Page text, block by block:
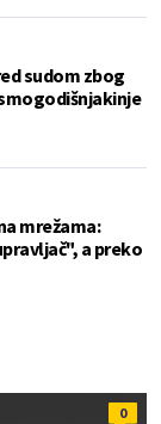
sudom zbog
mrežama:
a preko
0